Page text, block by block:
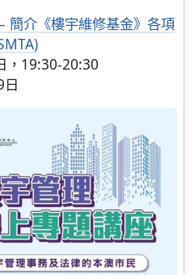
簡介《樓宇維修基金》各項
，19:30-20:30